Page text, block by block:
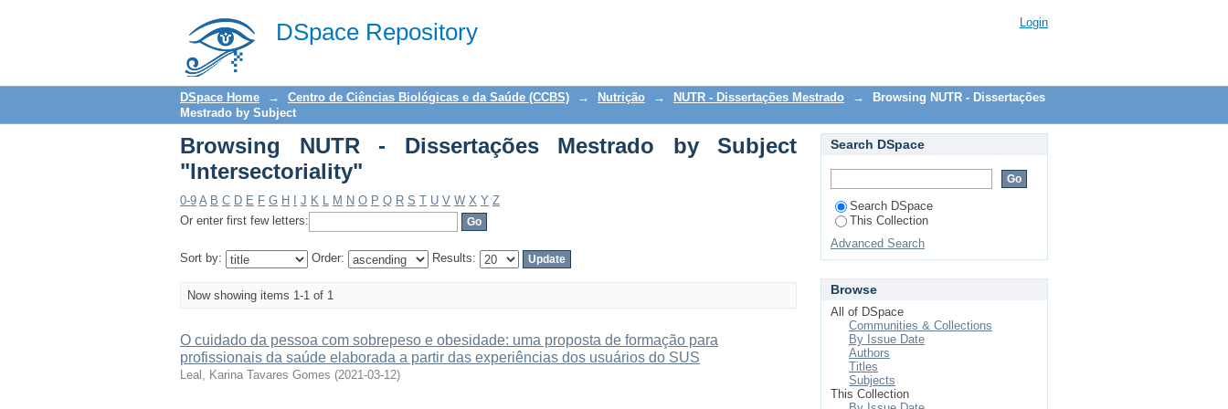
DSpace Repository
Browsing NUTR - Dissertações Mestrado by Subject "Intersectoriality" Login
DSpace Home → Centro de Ciências Biológicas e da Saúde (CCBS) → Nutrição → NUTR - Dissertações Mestrado →
Browsing NUTR - Dissertações
Mestrado by Subject
Browsing NUTR - Dissertações Mestrado by Subject
"Intersectoriality"
0-9 A B C D E F G H J K L M N O P Q R S T U V W X Y Z
Or enter first few letters:
Sort by: Order: Results:
Now showing items 1-1 of 1
O cuidado da pessoa com sobrepeso e obesidade: uma proposta de formação para
profissionais da saúde elaborada a partir das experiências dos usuários do SUS
Leal, Karina Tavares Gomes (2021-03-12)
Search DSpace
Search DSpace
This Collection
Advanced Search
Browse
All of DSpace
Communities & Collections
By Issue Date
Authors
Titles
Subjects
This Collection